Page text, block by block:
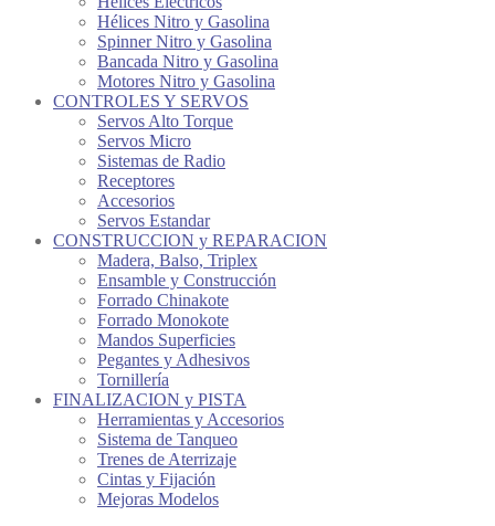
Hélices Nitro y Gasolina
Spinner Nitro y Gasolina
Bancada Nitro y Gasolina
Motores Nitro y Gasolina
CONTROLES Y SERVOS
Servos Alto Torque
Servos Micro
Sistemas de Radio
Receptores
Accesorios
Servos Estandar
CONSTRUCCION y REPARACION
Madera, Balso, Triplex
Ensamble y Construcción
Forrado Chinakote
Forrado Monokote
Mandos Superficies
Pegantes y Adhesivos
Tornillería
FINALIZACION y PISTA
Herramientas y Accesorios
Sistema de Tanqueo
Trenes de Aterrizaje
Cintas y Fijación
Mejoras Modelos